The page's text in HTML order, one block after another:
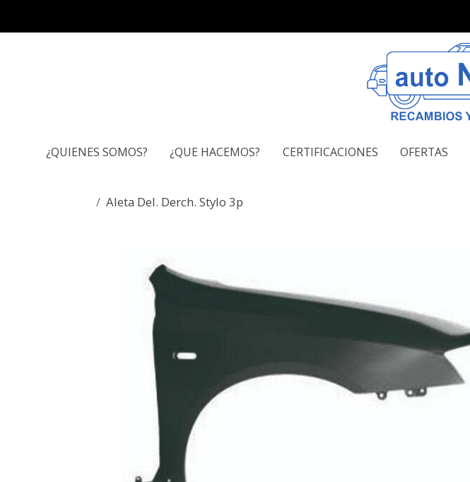
¿QUIENES SOMOS? ¿QUE HACEMOS? CERTIFICACIONES OFERTAS
Aleta Del. Derch. Stylo 3p